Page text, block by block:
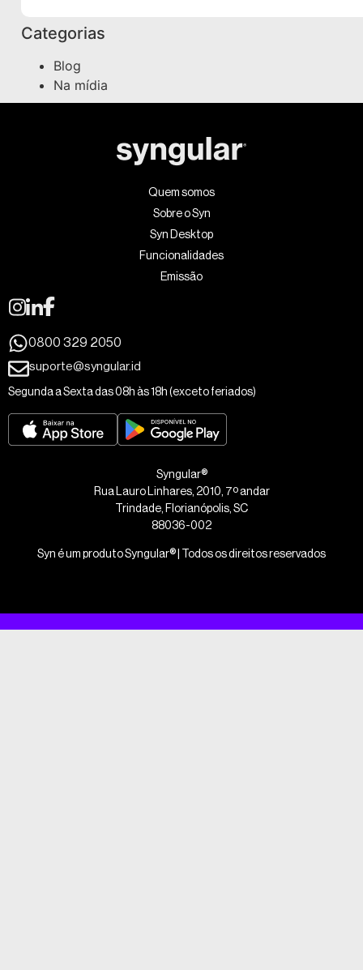
Categorias
Blog
Na mídia
Quem somos
Sobre o Syn
Syn Desktop
Funcionalidades
Emissão
Syngular®
Rua Lauro Linhares, 2010, 7º andar
Trindade, Florianópolis, SC
88036-002
Syn é um produto Syngular® | Todos os direitos reservados
0800 329 2050
suporte@syngular.id
Segunda a Sexta das 08h às 18h (exceto feriados)